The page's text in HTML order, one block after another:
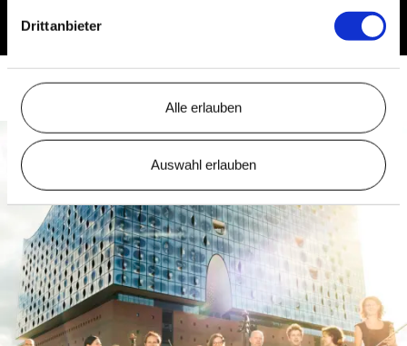
Drittanbieter
Alle erlauben
Auswahl erlauben
- dive in now!